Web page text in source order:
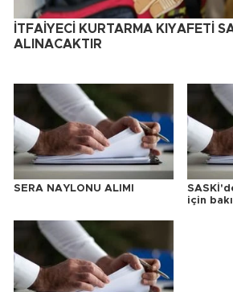
İTFAİYECİ KURTARMA KIYAFETİ
ALINACAKTIR
SERA NAYLONU ALIMI
için